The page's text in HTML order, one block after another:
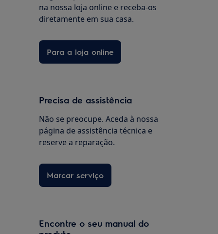
na nossa loja online e receba-os
diretamente em sua casa.
Para a loja online
Precisa de assistência
Não se preocupe. Aceda à nossa
página de assistência técnica e
reserve a reparação.
Marcar serviço
Encontre o seu manual do